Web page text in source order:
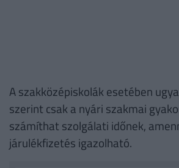
A szakközépiskolák esetében
szerint csak a nyári szakmai
számíthat szolgálati időnek,
járulékfizetés igazolható.